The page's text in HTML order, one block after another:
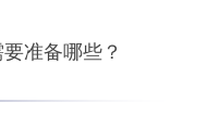
准备哪些？